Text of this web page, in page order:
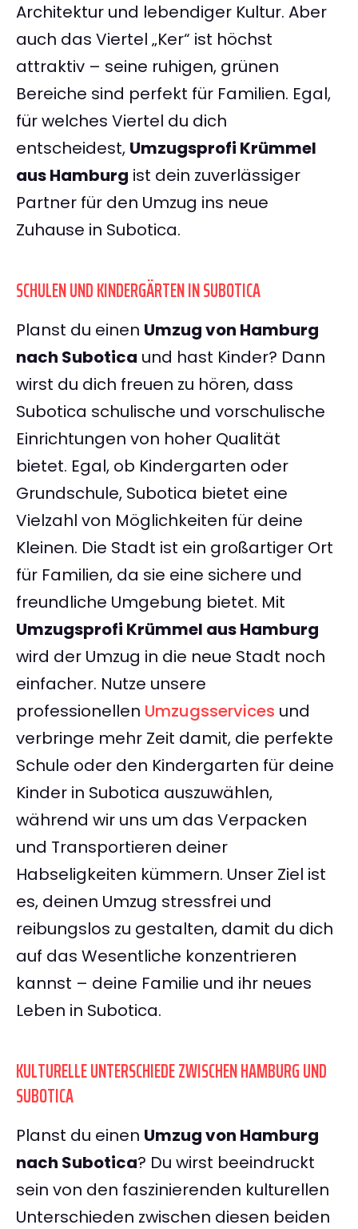
Architektur und lebendiger Kultur. Aber
auch das Viertel „Ker“ ist höchst
attraktiv – seine ruhigen, grünen
Bereiche sind perfekt für Familien. Egal,
für welches Viertel du dich
entscheidest, Umzugsprofi Krümmel
aus Hamburg ist dein zuverlässiger
Partner für den Umzug ins neue
Zuhause in Subotica.
SCHULEN UND KINDERGÄRTEN IN SUBOTICA
Planst du einen Umzug von Hamburg
nach Subotica und hast Kinder? Dann
wirst du dich freuen zu hören, dass
Subotica schulische und vorschulische
Einrichtungen von hoher Qualität
bietet. Egal, ob Kindergarten oder
Grundschule, Subotica bietet eine
Vielzahl von Möglichkeiten für deine
Kleinen. Die Stadt ist ein großartiger Ort
für Familien, da sie eine sichere und
freundliche Umgebung bietet. Mit
Umzugsprofi Krümmel aus Hamburg
wird der Umzug in die neue Stadt noch
einfacher. Nutze unsere
professionellen Umzugsservices und
verbringe mehr Zeit damit, die perfekte
Schule oder den Kindergarten für deine
Kinder in Subotica auszuwählen,
während wir uns um das Verpacken
und Transportieren deiner
Habseligkeiten kümmern. Unser Ziel ist
es, deinen Umzug stressfrei und
reibungslos zu gestalten, damit du dich
auf das Wesentliche konzentrieren
kannst – deine Familie und ihr neues
Leben in Subotica.
KULTURELLE UNTERSCHIEDE ZWISCHEN HAMBURG UND
SUBOTICA
Planst du einen Umzug von Hamburg
nach Subotica? Du wirst beeindruckt
sein von den faszinierenden kulturellen
Unterschieden zwischen diesen beiden